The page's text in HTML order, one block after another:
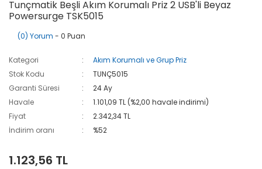
Tunçmatik Beşli Akım Korumalı Priz 2 USB'li Beyaz
Powersurge TSK5015
(0) Yorum - 0 Puan
Kategori
Akım Korumalı ve Grup Priz
Stok Kodu
TUNÇ5015
Garanti Süresi
24 Ay
Havale
1.101,09 TL (%2,00 havale indirimi)
Fiyat
2.342,34 TL
İndirim oranı
%52
1.123,56 TL